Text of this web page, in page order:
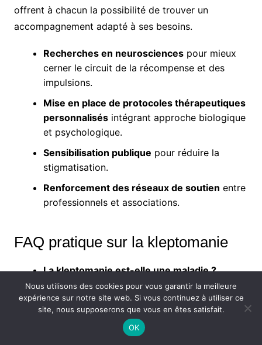
offrent à chacun la possibilité de trouver un
accompagnement adapté à ses besoins.
Recherches en neurosciencespour mieux
cerner le circuit de la récompense et des
impulsions.
Mise en place de protocoles thérapeutiques
personnalisésintégrant approche biologique
et psychologique.
Sensibilisation publique pour réduire la
stigmatisation.
Renforcement des réseaux de soutien entre
professionnels et associations.
FAQ pratique sur la kleptomanie
La kleptomanie est-elle une maladie ?
Oui, elle est reconnue comme un trouble du
contrôle des impulsions, nécessitant une prise
en charge psychologique.
Peut-on guérir de la kleptomanie ?
Nous utilisons des cookies pour vous garantir la meilleure
expérience sur notre site web. Si vous continuez à utiliser ce
site, nous supposerons que vous en êtes satisfait.
OK